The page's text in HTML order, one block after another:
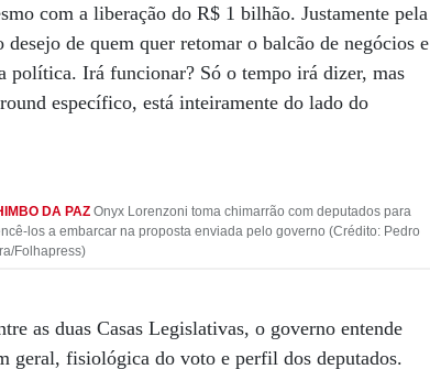
com a liberação do R$ 1 bilhão. Justamente pela
de quem quer retomar o balcão de negócios e
política. Irá funcionar? Só o tempo irá dizer, mas
específico, está inteiramente do lado do
DA PAZOnyx Lorenzoni toma chimarrão com deputados para
los a embarcar na proposta enviada pelo governo (Crédito: Pedro
Folhapress)
as duas Casas Legislativas, o governo entende
geral, fisiológica do voto e perfil dos deputados.